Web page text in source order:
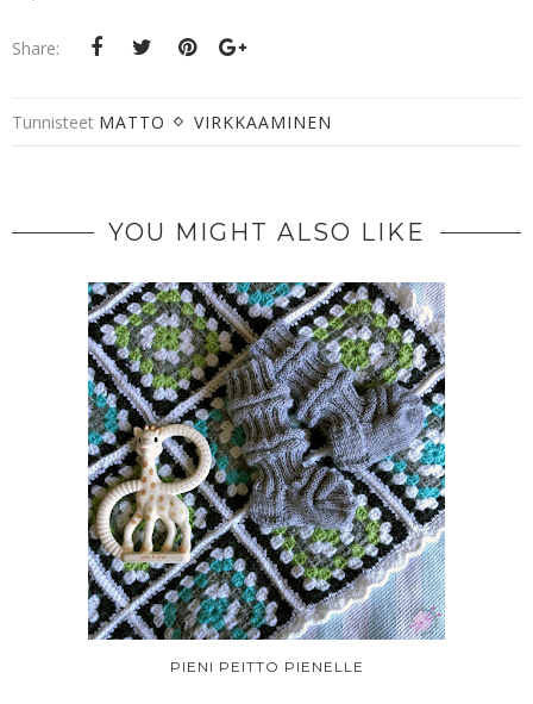
Share:
Tunnisteet MATTO VIRKKAAMINEN
YOU MIGHT ALSO LIKE
PIENI PEITTO PIENELLE